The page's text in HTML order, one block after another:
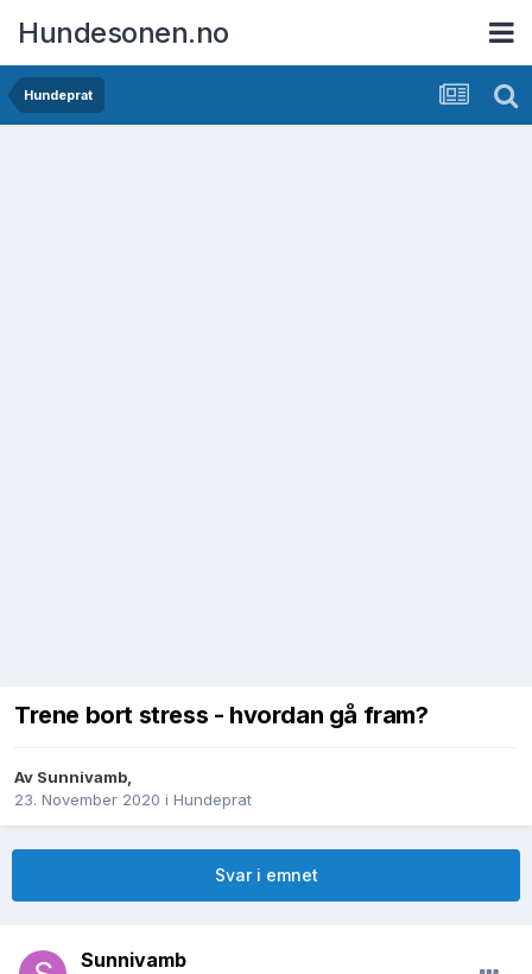
Hundesonen.no
Hundeprat
Trene bort stress - hvordan gå fram?
Av Sunnivamb,
23. November 2020 i Hundeprat
Svar i emnet
Sunnivamb